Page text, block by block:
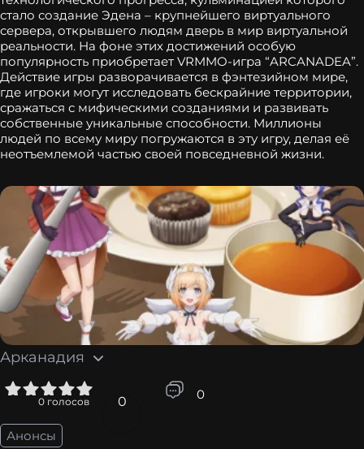
стало создание Эдена – крупнейшего виртуального
сервера, открывшего людям дверь в мир виртуальной
реальности. На фоне этих достижений особую
популярность приобретает VRMMO-игра “ARCANADEA”.
Действие игры разворачивается в фэнтезийном мире,
где игроки могут исследовать бескрайние территории,
сражаться с мифическими созданиями и развивать
собственные уникальные способности. Миллионы
людей по всему миру погружаются в эту игру, делая её
неотъемлемой частью своей повседневной жизни.
Арканадия
0 голосов 0 0
Анонсы